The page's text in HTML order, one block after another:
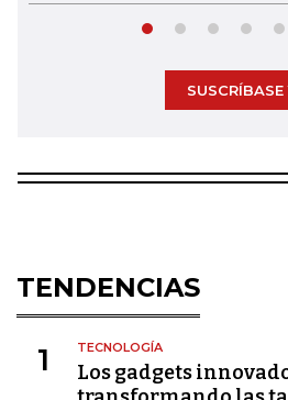
SUSCRÍBASE
TENDENCIAS
1 TECNOLOGÍA
Los gadgets